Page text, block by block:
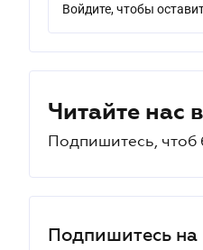
Войдите, чтобы
Читайте нас
Подпишитесь, чтоб
Подпишитесь на